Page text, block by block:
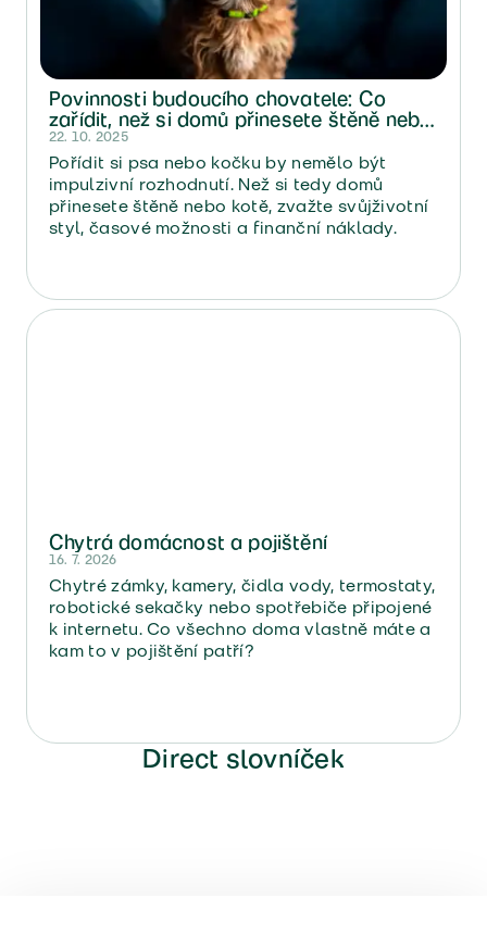
Povinnosti budoucího chovatele: Co
zařídit, než si domů přinesete štěně nebo
kotě
22. 10. 2025
Pořídit si psa nebo kočku by nemělo být
impulzivní rozhodnutí. Než si tedy domů
přinesete štěně nebo kotě, zvažte svůjživotní
styl, časové možnosti a finanční náklady.
Chytrá domácnost a pojištění
16. 7. 2026
Chytré zámky, kamery, čidla vody, termostaty,
robotické sekačky nebo spotřebiče připojené
k internetu. Co všechno doma vlastně máte a
kam to v pojištění patří?
Direct slovníček